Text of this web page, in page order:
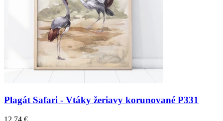
Plagát Safari - Vtáky žeriavy korunované P331
12,74 €